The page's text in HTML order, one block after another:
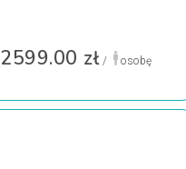
2599.00 zł/ osobę